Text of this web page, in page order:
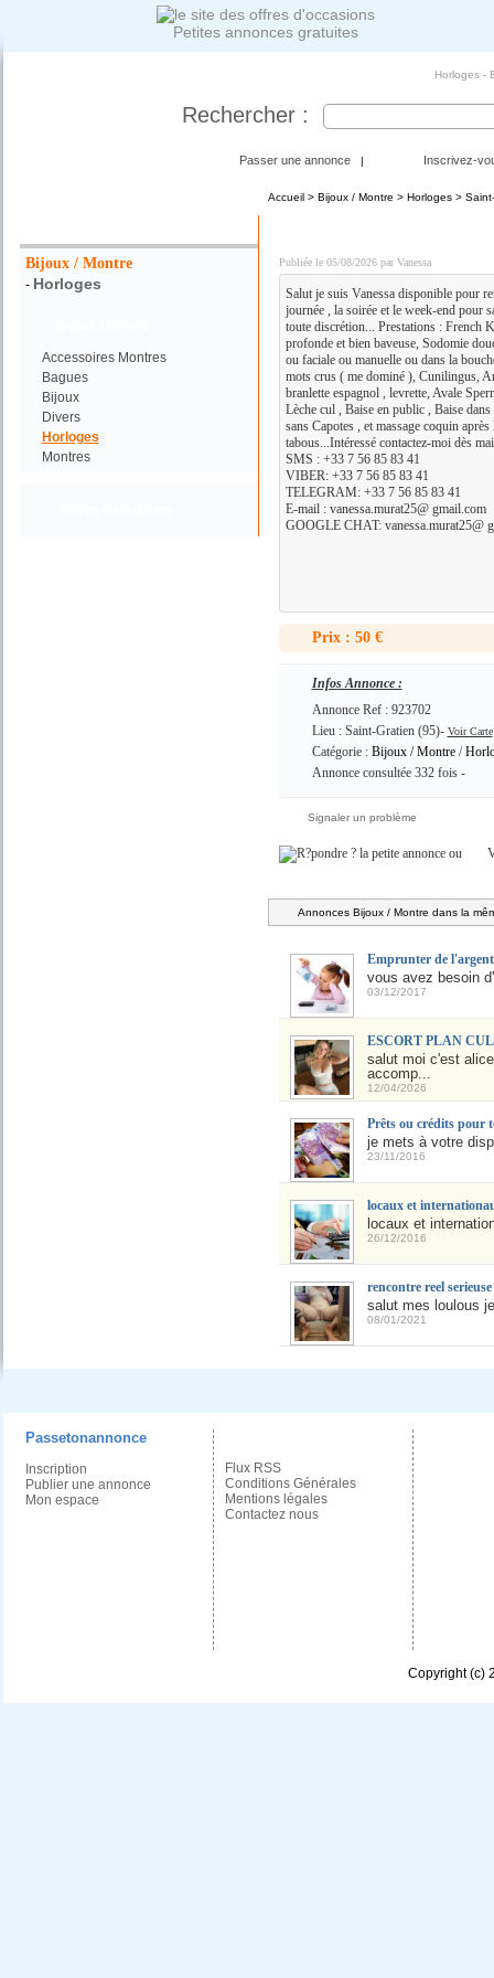
Petites annonces gratuites
Horloges -
Rechercher :
Passer une annonce | Inscrivez-
Bijoux / Montre
- Horloges
Accessoires Montres
Bagues
Bijoux
Divers
Horloges
Montres
Accueil> Bijoux / Montre > Horloges>
Publiée le 05/08/2026 par Vanessa
Salut je suis Vanessa disponible pour
journée , la soirée et le week-end pour
toute discrétion... Prestations : French
profonde et bien baveuse, Sodomie
ou faciale ou manuelle ou dans la
mots crus ( me dominé ), Cunilingus,
branlette espagnol , levrette, Avale
Lèche cul , Baise en public , Baise
sans Capotes , et massage coquin
tabous...Intéressé contactez-moi dès
SMS : +33 7 56 85 83 41
VIBER: +33 7 56 85 83 41
TELEGRAM: +33 7 56 85 83 41
E-mail : vanessa.murat25@ gmail.com
GOOGLE CHAT: vanessa.murat25@
Prix : 50 €
Infos Annonce :
Annonce Ref : 923702
Lieu : Saint-Gratien (95)- Voir Carte
Catégorie : Bijoux / Montre/
Annonce consultée 332 fois -
Signaler un problème
ou
Annonces Bijoux / Montre dans la
Emprunter de
vous avez besoin
03/12/2017
ESCORT PLAN CUL
salut moi c'est
accomp...
12/04/2026
Prêts ou crédits pour
je mets à votre
23/11/2016
locaux et
locaux et
26/12/2016
rencontre reel
salut mes loulous
08/01/2021
Passetonannonce
Inscription
Publier une annonce
Mon espace
Flux RSS
Conditions Générales
Mentions légales
Contactez nous
Copyright (c)